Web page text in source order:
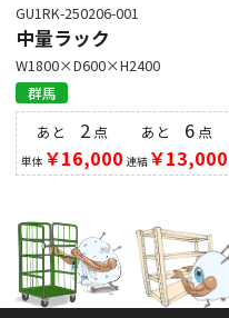
GU1RK-250206-001
中量ラック
W1800×D600×H2400
群馬
あと 2 点
単体 ￥16,000
あと 6点
連結￥13,000